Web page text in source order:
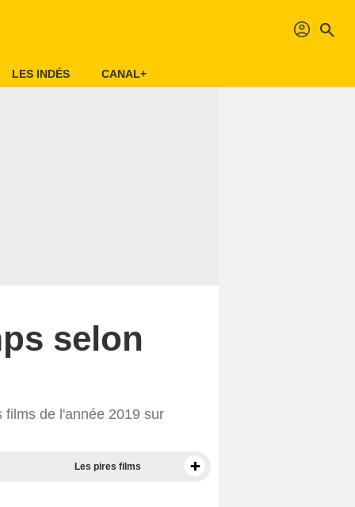
profil search
LES INDÉS CANAL+
selon
de l'année 2019 sur
Les pires films